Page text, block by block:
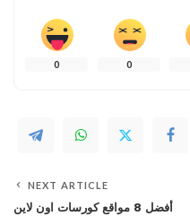
0
0
NEXT ARTICLE
أفضل 8 مواقع كورسات اون لاين